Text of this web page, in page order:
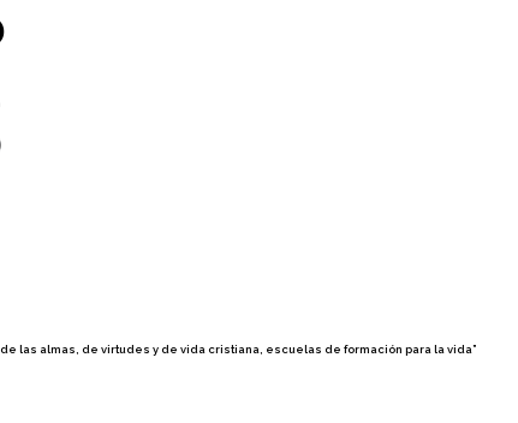
las almas, de virtudes y de vida cristiana, escuelas de formación para la vida”